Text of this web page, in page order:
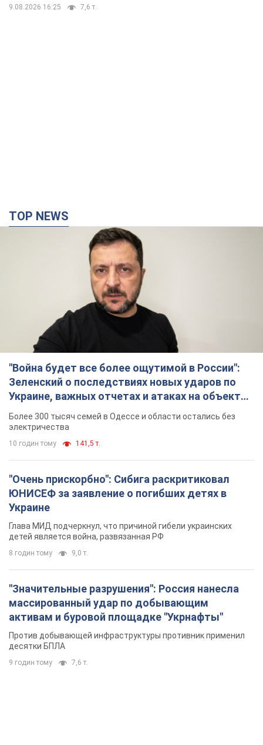
9.08.2026 16:25 7,6 т.
TOP NEWS
"Война будет все более ощутимой в России":
Зеленский о последствиях новых ударов по
Украине, важных отчетах и атаках на объекты
противника. Видео
Более 300 тысяч семей в Одессе и области остались без
электричества
10 годин тому 141,5 т.
"Очень прискорбно": Сибига раскритиковал
ЮНИСЕФ за заявление о погибших детях в
Украине
Глава МИД подчеркнул, что причиной гибели украинских
детей является война, развязанная РФ
8 годин тому 9,0 т.
"Значительные разрушения": Россия нанесла
массированный удар по добывающим
активам и буровой площадке "Укрнафты"
Против добывающей инфраструктуры противник применил
десятки БПЛА
9 годин тому 7,6 т.